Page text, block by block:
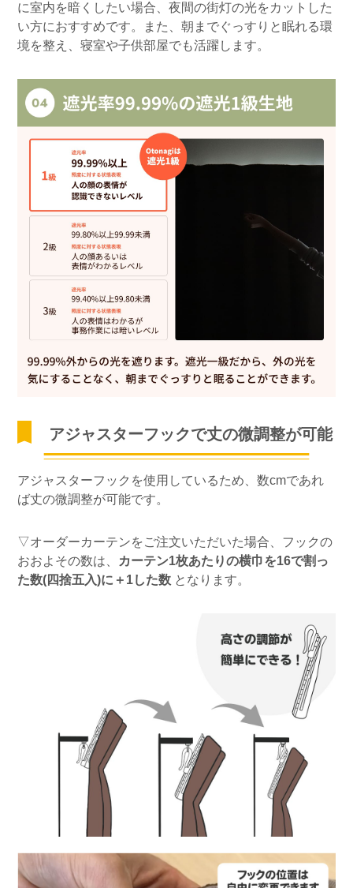
に室内を暗くしたい場合、夜間の街灯の光をカットした
い方におすすめです。また、朝までぐっすりと眠れる環
境を整え、寝室や子供部屋でも活躍します。
アジャスターフックで丈の微調整が可能
アジャスターフックを使用しているため、数cmであれ
ば丈の微調整が可能です。
▽オーダーカーテンをご注文いただいた場合、フックの
おおよその数は、 カーテン1枚あたりの横巾を16で割っ
た数(四捨五入)に＋1した数 となります。